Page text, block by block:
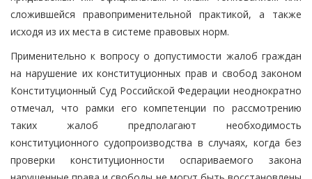
сложившейся правоприменительной практикой, а также
исходя из их места в системе правовых норм.
Применительно к вопросу о допустимости жалоб граждан
на нарушение их конституционных прав и свобод законом
Конституционный Суд Российской Федерации неоднократно
отмечал, что рамки его компетенции по рассмотрению
таких жалоб предполагают необходимость
конституционного судопроизводства в случаях, когда без
проверки конституционности оспариваемого закона